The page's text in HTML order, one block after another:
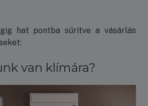
hat pontba sűrítve a vásárlás
van klímára?